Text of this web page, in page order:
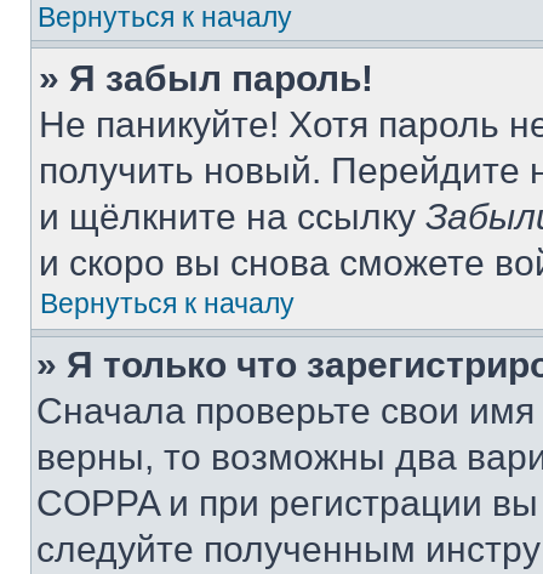
Вернуться к началу
» Я забыл пароль!
Не паникуйте! Хотя пароль
получить новый. Перейдите
и щёлкните на ссылку
и скоро вы снова сможете
Вернуться к началу
» Я только что
Сначала проверьте свои
верны, то возможны два
COPPA и при регистрации
следуйте полученным